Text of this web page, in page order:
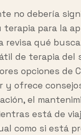
no debería
terapia para la
revisa qué
de terapia del
opciones de
y ofrece
el
está de
como si está